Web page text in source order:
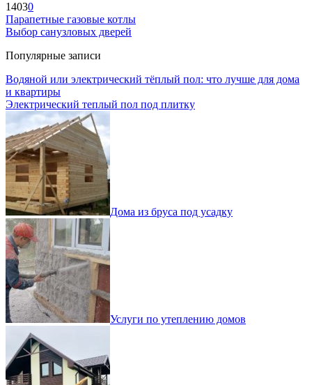
14030
Парапетные газовые котлы
Выбор санузловых дверей
Популярные записи
Водяной или электрический тёплый пол: что лучше для дома
и квартиры
Электрический теплый пол под плитку
Дома из бруса под усадку
Услуги по утеплению домов